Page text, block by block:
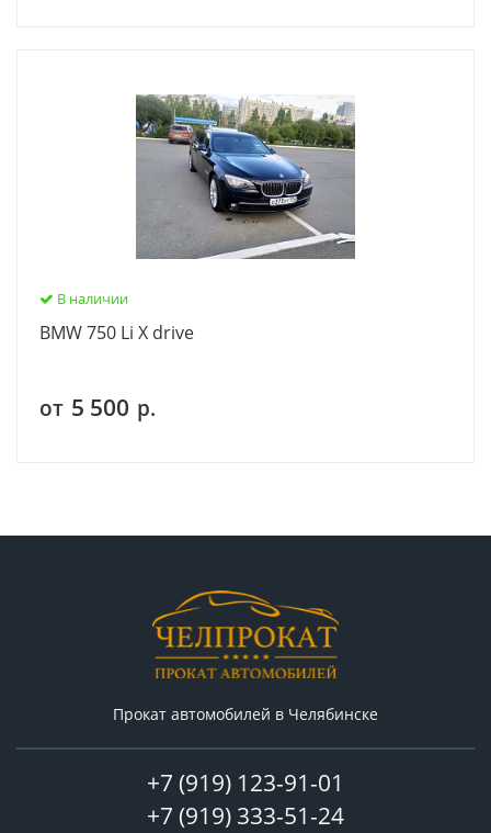
В наличии
BMW 750 Li X drive
от 5 500 р.
Прокат автомобилей в Челябинске
+7 (919) 123-91-01
+7 (919) 333-51-24